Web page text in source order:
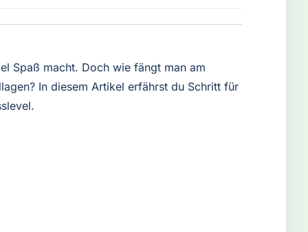
Spaß macht. Doch wie fängt man am
In diesem Artikel erfährst du Schritt für